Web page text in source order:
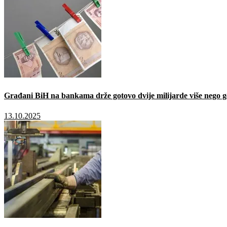
Građani BiH na bankama drže gotovo dvije milijarde više nego
13.10.2025